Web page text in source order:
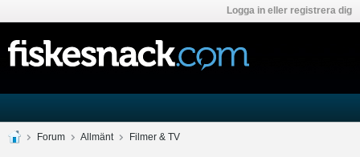
Logga in eller registrera dig
Forum Allmänt Filmer & TV